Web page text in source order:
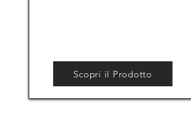
Scopri il Prodotto